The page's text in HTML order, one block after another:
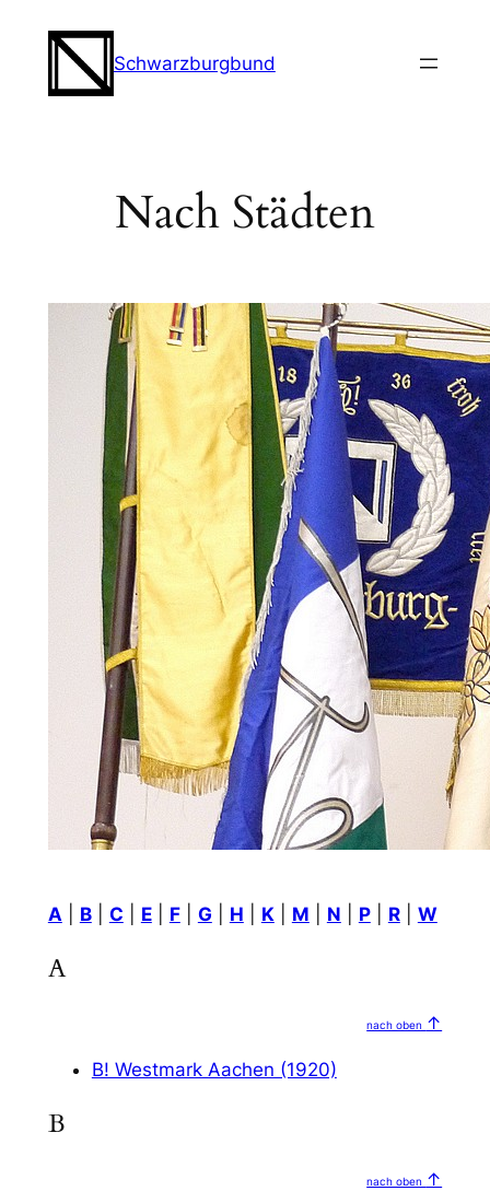
Schwarzburgbund
Nach Städten
A| B| C E| F| G H K| M N P| R| W
A
nach oben ↑
B! Westmark Aachen (1920)
B
nach oben ↑